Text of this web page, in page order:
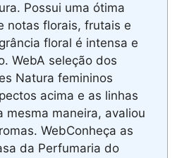
Possui uma ótima
notas florais, frutais e
floral é intensa e
WebA seleção dos
Natura femininos
acima e as linhas
mesma maneira, avaliou
WebConheça as
da Perfumaria do